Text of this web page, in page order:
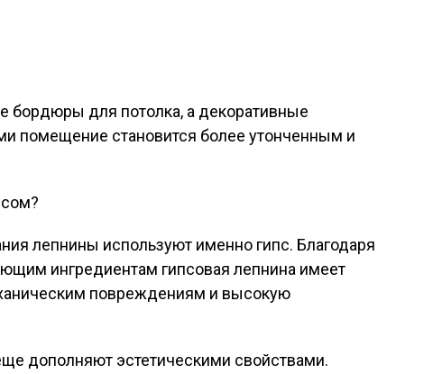
бордюры для потолка, а декоративные
помещение становится более утонченным и
лепнины используют именно гипс. Благодаря
ингредиентам гипсовая лепнина имеет
повреждениям и высокую
дополняют эстетическими свойствами.